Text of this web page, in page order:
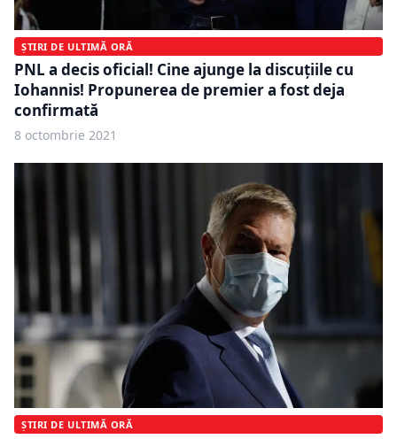
ȘTIRI DE ULTIMĂ ORĂ
PNL a decis oficial! Cine ajunge la discuțiile cu
Iohannis! Propunerea de premier a fost deja
confirmată
8 octombrie 2021
ȘTIRI DE ULTIMĂ ORĂ